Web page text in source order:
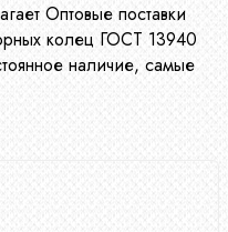
Оптовые поставки
колец ГОСТ 13940
наличие, самые